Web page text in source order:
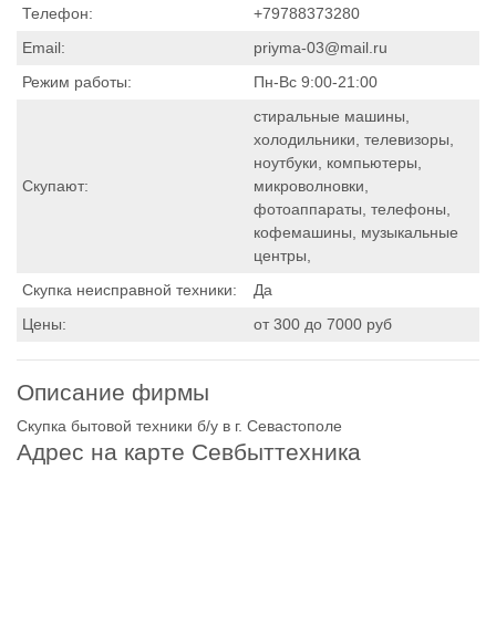
Телефон:
+79788373280
Email:
priyma-03@mail.ru
Режим работы:
Пн-Вс 9:00-21:00
Скупают:
стиральные машины,
холодильники, телевизоры,
ноутбуки, компьютеры,
микроволновки,
фотоаппараты, телефоны,
кофемашины, музыкальные
центры,
Скупка неисправной техники:
Да
Цены:
от 300 до 7000 руб
Описание фирмы
Скупка бытовой техники б/у в г. Севастополе
Адрес на карте Севбыттехника